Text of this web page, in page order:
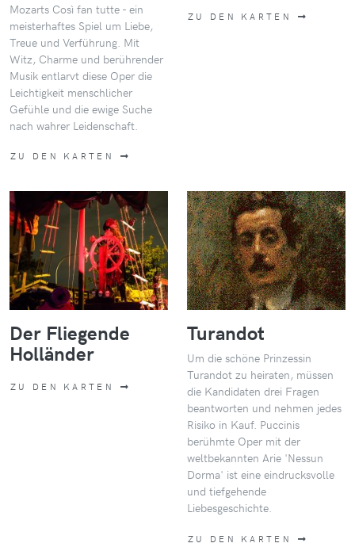
Mozarts Così fan tutte - ein
meisterhaftes Spiel um Liebe,
Treue und Verführung. Mit
Witz, Charme und berührender
Musik entlarvt diese Oper die
Leichtigkeit menschlicher
Gefühle und die ewige Suche
nach wahrer Leidenschaft.
ZU DEN KARTEN
ZU DEN KARTEN
Der Fliegende
Holländer
ZU DEN KARTEN
Turandot
Um die schöne Prinzessin
Turandot zu heiraten, müssen
die Kandidaten drei Fragen
beantworten und nehmen jedes
Risiko in Kauf. Puccinis
berühmte Oper mit der
weltbekannten Arie 'Nessun
Dorma' ist eine eindrucksvolle
und tiefgehende
Liebesgeschichte.
ZU DEN KARTEN